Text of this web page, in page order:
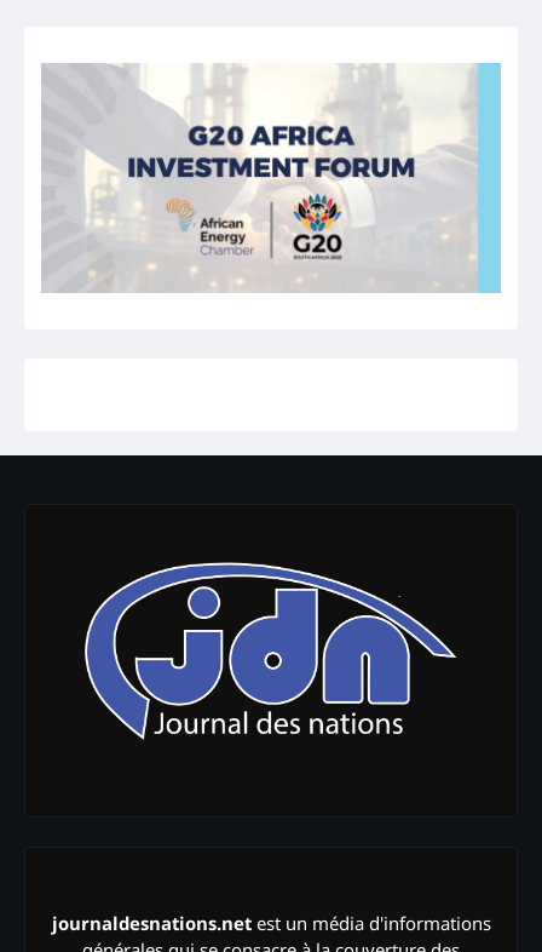
journaldesnations.netest un média d'informations